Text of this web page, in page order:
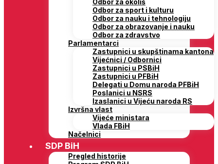
Odbor za okoliš
Odbor za sport i kulturu
Odbor za nauku i tehnologiju
Odbor za obrazovanje i nauku
Odbor za zdravstvo
Parlamentarci
Zastupnici u skupštinama kantona
Vijećnici / Odbornici
Zastupnici u PSBiH
Zastupnici u PFBiH
Delegati u Domu naroda PFBiH
Poslanici u NSRS
Izaslanici u Vijeću naroda RS
Izvršna vlast
Vijeće ministara
Vlada FBiH
Načelnici
SDP BiH
Pregled historije